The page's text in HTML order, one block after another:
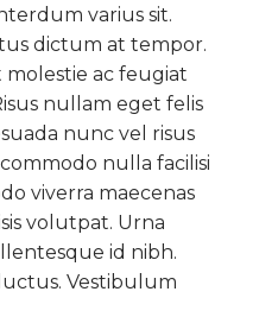
varius sit.
dictum at tempor.
molestie ac feugiat
nullam eget felis
nunc vel risus
nulla facilisi
viverra maecenas
volutpat. Urna
id nibh.
Vestibulum